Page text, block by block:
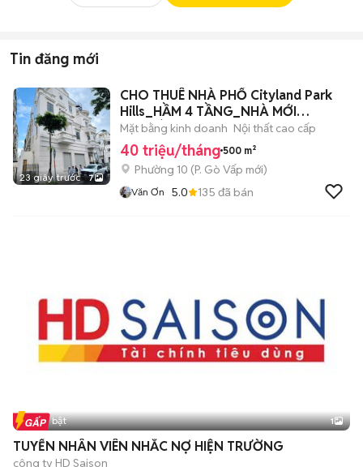
Tin đăng mới
23 giây trước 7
CHO THUÊ NHÀ PHỐ Cityland Park
Hills_HẦM 4 TẦNG_NHÀ MỚI
ĐẸP_VÀO NGAY
Mặt bằng kinh doanh Nội thất cao cấp
40 triệu/tháng 500 m²
Phường 10 (P. Gò Vấp mới)
Văn Ơn 5.0 135 đã bán
Tin nổi bật 1
TUYỂN NHÂN VIÊN NHẮC NỢ HIỆN TRƯỜNG
công ty HD Saison